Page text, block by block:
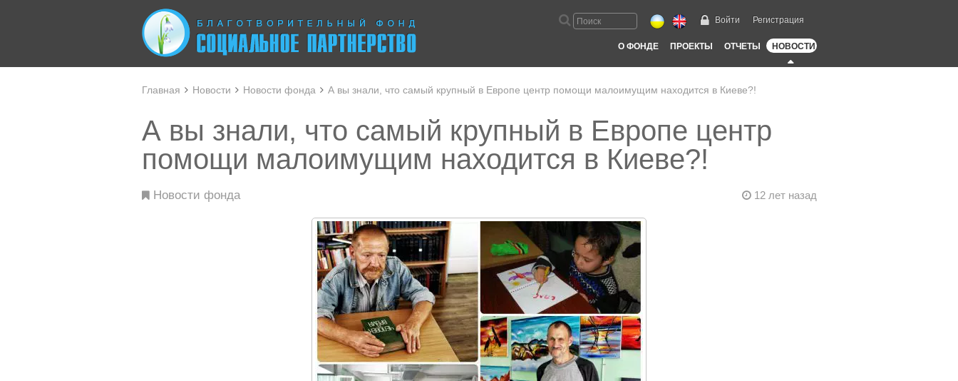
Войти Регистрация
О ФОНДЕ ПРОЕКТЫ ОТЧЕТЫ НОВОСТИ
Главная Новости Новости фонда А вы знали, что самый крупный в Европе центр помощи малоимущим находится в Киеве?!
А вы знали, что самый крупный в Европе центр
помощи малоимущим находится в Киеве?!
Новости фонда 12 лет назад